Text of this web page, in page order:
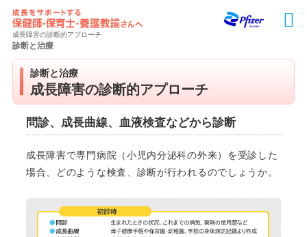
成長障害の診断的アプローチ
診断と治療
診断と治療
成長障害の診断的アプローチ
問診、成長曲線、血液検査などから診断
成長障害で専門病院（小児内分泌科の外来）を受診した
場合、どのような検査、診断が行われるのでしょうか。